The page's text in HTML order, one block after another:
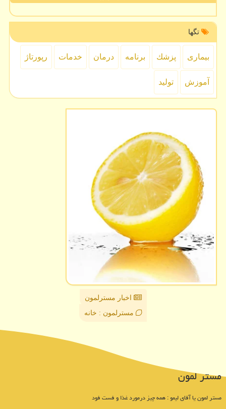
تگها
بیماری پزشك برنامه درمان خدمات رپورتاژ
آموزش تولید
اخبار مسترلمون
مسترلمون : خانه
مستر لمون
مستر لمون یا آقای لیمو : همه چیز درمورد غذا و فست فود